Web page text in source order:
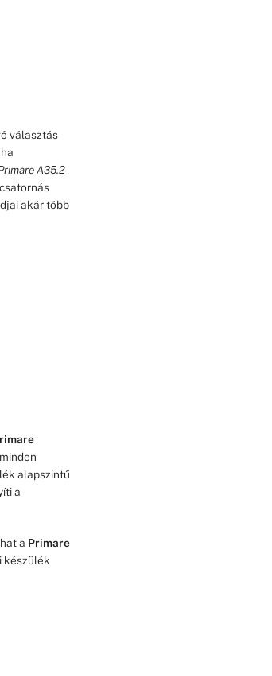
választás
A35.2
akár több
alapszintű
a
a Primare
készülék